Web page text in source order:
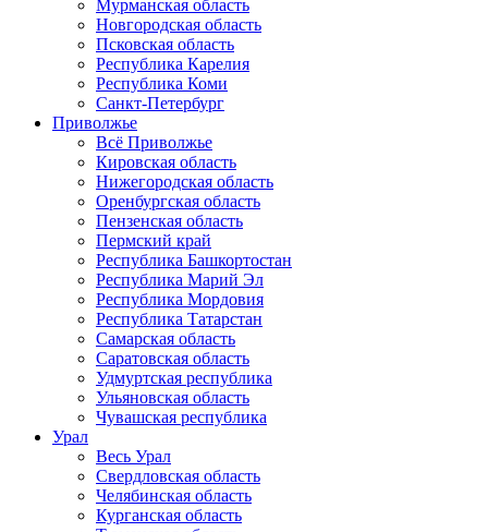
Мурманская область
Новгородская область
Псковская область
Республика Карелия
Республика Коми
Санкт-Петербург
Приволжье
Всё Приволжье
Кировская область
Нижегородская область
Оренбургская область
Пензенская область
Пермский край
Республика Башкортостан
Республика Марий Эл
Республика Мордовия
Республика Татарстан
Самарская область
Саратовская область
Удмуртская республика
Ульяновская область
Чувашская республика
Урал
Весь Урал
Свердловская область
Челябинская область
Курганская область